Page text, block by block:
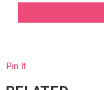
Pin It